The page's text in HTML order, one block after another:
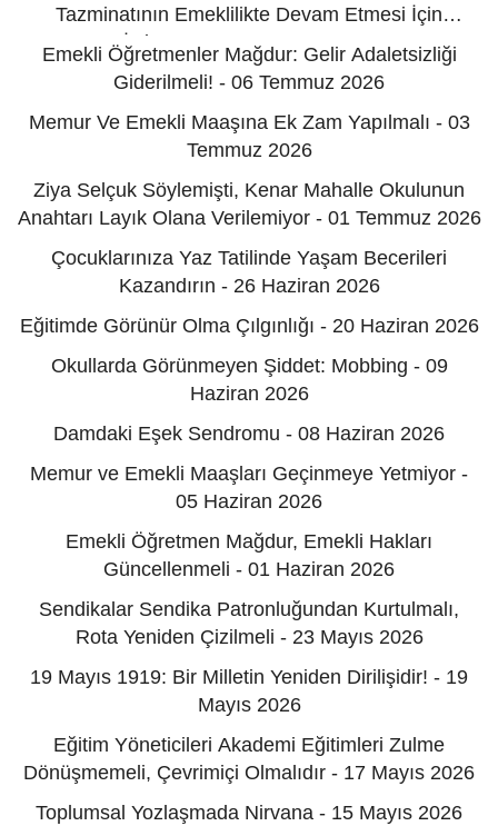
Tazminatının Emeklilikte Devam Etmesi İçin
İstiyoruz! - 12 Temmuz 2026
Emekli Öğretmenler Mağdur: Gelir Adaletsizliği
Giderilmeli! - 06 Temmuz 2026
Memur Ve Emekli Maaşına Ek Zam Yapılmalı - 03
Temmuz 2026
Ziya Selçuk Söylemişti, Kenar Mahalle Okulunun
Anahtarı Layık Olana Verilemiyor - 01 Temmuz 2026
Çocuklarınıza Yaz Tatilinde Yaşam Becerileri
Kazandırın - 26 Haziran 2026
Eğitimde Görünür Olma Çılgınlığı - 20 Haziran 2026
Okullarda Görünmeyen Şiddet: Mobbing - 09
Haziran 2026
Damdaki Eşek Sendromu - 08 Haziran 2026
Memur ve Emekli Maaşları Geçinmeye Yetmiyor -
05 Haziran 2026
Emekli Öğretmen Mağdur, Emekli Hakları
Güncellenmeli - 01 Haziran 2026
Sendikalar Sendika Patronluğundan Kurtulmalı,
Rota Yeniden Çizilmeli - 23 Mayıs 2026
19 Mayıs 1919: Bir Milletin Yeniden Dirilişidir! - 19
Mayıs 2026
Eğitim Yöneticileri Akademi Eğitimleri Zulme
Dönüşmemeli, Çevrimiçi Olmalıdır - 17 Mayıs 2026
Toplumsal Yozlaşmada Nirvana - 15 Mayıs 2026